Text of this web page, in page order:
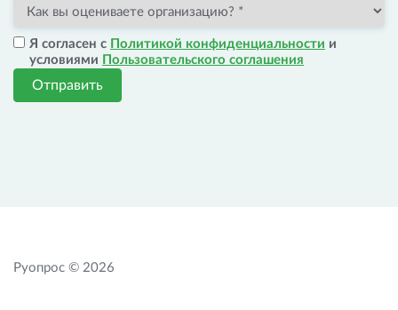
Я согласен с Политикой конфиденциальности и
условиями Пользовательского соглашения
Отправить
Руопрос © 2026